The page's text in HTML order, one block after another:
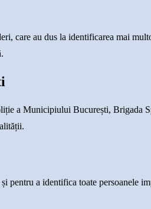
care au dus la identificarea mai
a Municipiului București, Brigada
pentru a identifica toate persoanele